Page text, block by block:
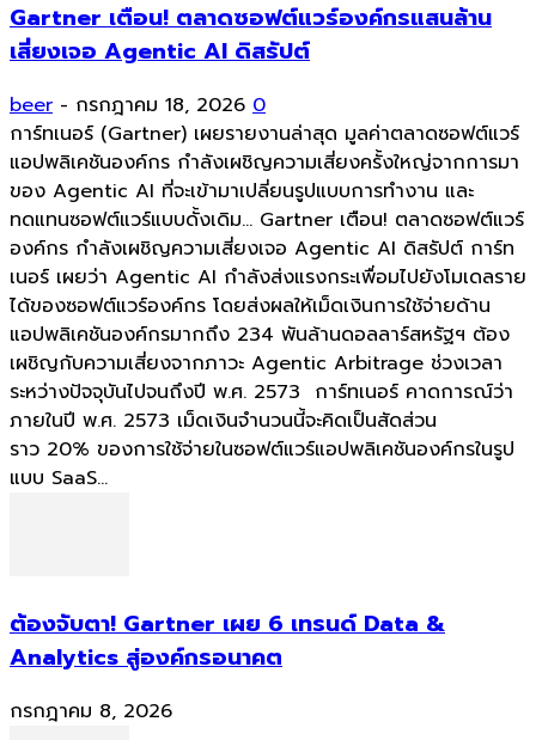
Gartner เตือน! ตลาดซอฟต์แวร์องค์กรแสนล้าน
เสี่ยงเจอ Agentic AI ดิสรัปต์
beer - กรกฎาคม 18, 2026 0
การ์ทเนอร์ (Gartner) เผยรายงานล่าสุด มูลค่าตลาดซอฟต์แวร์
แอปพลิเคชันองค์กร กำลังเผชิญความเสี่ยงครั้งใหญ่จากการมา
ของ Agentic AI ที่จะเข้ามาเปลี่ยนรูปแบบการทำงาน และ
ทดแทนซอฟต์แวร์แบบดั้งเดิม... Gartner เตือน! ตลาดซอฟต์แวร์
องค์กร กำลังเผชิญความเสี่ยงเจอ Agentic AI ดิสรัปต์ การ์ท
เนอร์ เผยว่า Agentic AI กำลังส่งแรงกระเพื่อมไปยังโมเดลราย
ได้ของซอฟต์แวร์องค์กร โดยส่งผลให้เม็ดเงินการใช้จ่ายด้าน
แอปพลิเคชันองค์กรมากถึง 234 พันล้านดอลลาร์สหรัฐฯ ต้อง
เผชิญกับความเสี่ยงจากภาวะ Agentic Arbitrage ช่วงเวลา
ระหว่างปัจจุบันไปจนถึงปี พ.ศ. 2573 การ์ทเนอร์ คาดการณ์ว่า
ภายในปี พ.ศ. 2573 เม็ดเงินจำนวนนี้จะคิดเป็นสัดส่วน
ราว 20% ของการใช้จ่ายในซอฟต์แวร์แอปพลิเคชันองค์กรในรูป
แบบ SaaS...
ต้องจับตา! Gartner เผย 6 เทรนด์ Data &
Analytics สู่องค์กรอนาคต
กรกฎาคม 8, 2026